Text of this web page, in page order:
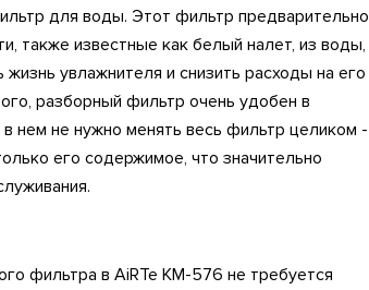
для воды. Этот фильтр предварительно
также известные как белый налет, из воды,
увлажнителя и снизить расходы на его
разборный фильтр очень удобен в
в нем не нужно менять весь фильтр целиком -
его содержимое, что значительно
фильтра в AiRTe KM-576 не требуется